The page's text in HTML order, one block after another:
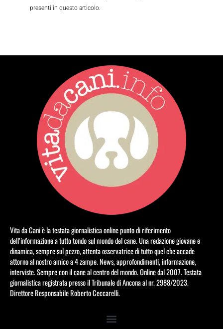
presenti in questo articolo.
Vita da Cani è la testata giornalistica online punto di riferimento
dell’informazione a tutto tondo sul mondo del cane. Una redazione giovane e
dinamica, sempre sul pezzo, attenta osservatrice di tutto quel che accade
attorno al nostro amico a 4 zampe. News, approfondimenti, informazione,
interviste. Sempre con il cane al centro del mondo. Online dal 2007. Testata
giornalistica registrata presso il Tribunale di Ancona al nr. 2988/2023.
Direttore Responsabile Roberto Ceccarelli.